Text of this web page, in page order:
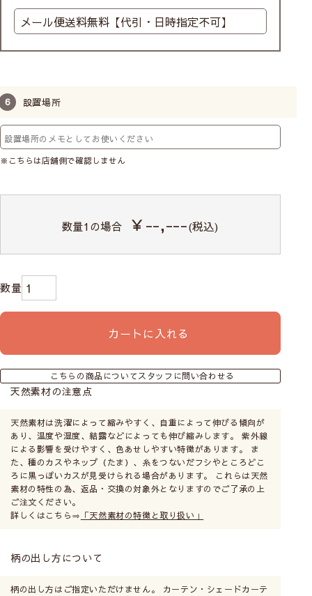
設置場所
※こちらは店舗側で確認しません
数量1の場合 ￥--,---(税込)
カートに入れる
こちらの商品についてスタッフに問い合わせる
天然素材の注意点
天然素材は洗濯によって縮みやすく、自重によって伸びる傾向が
あり、温度や湿度、結露などによっても伸び縮みします。 紫外線
による影響を受けやすく、色あせしやすい特徴があります。 ま
た、種のカスやネップ（たま）、糸をつないだフシやところどこ
ろに黒っぽいカスが見受けられる場合があります。 これらは天然
素材の特性の為、返品・交換の対象外となりますのでご了承の上
ご注文ください。
詳しくはこちら⇒ 「天然素材の特徴と取り扱い」
柄の出し方について
柄の出し方はご指定いただけません。 カーテン・シェードカーテ